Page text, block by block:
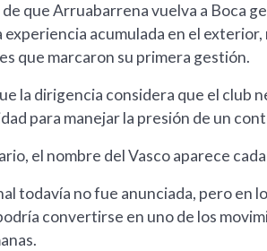
de que Arruabarrena vuelva a Boca
experiencia acumulada en el
que marcaron su primera gestión.
la dirigencia considera que el
para manejar la presión de un
el nombre del Vasco aparece
todavía no fue anunciada, pero en
convertirse en uno de los